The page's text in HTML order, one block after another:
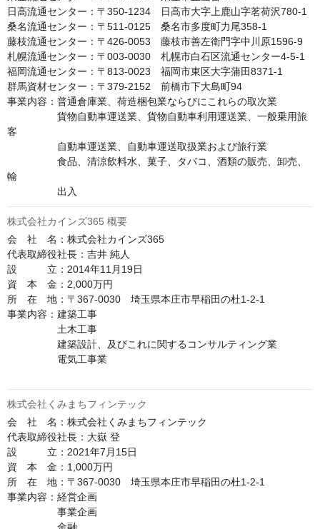
日高流通センター：〒350-1234　日高市大字上鹿山字茗荷沢780-1
桑名流通センター：〒511-0125　桑名市多度町力尾358-1
藤枝流通センター：〒426-0053　藤枝市善左衛門字中川原1596-9
札幌流通センター：〒003-0030　札幌市白石区流通センター4-5-1
福岡流通センター：〒813-0023　福岡市東区大字蒲田8371-1
群馬資材センター：〒379-2152　前橋市下大島町94
事業内容：普通倉庫業、荷造梱包業ならびにこれらの取次業
貨物自動車運送業、貨物自動車利用運送業、一般乗用旅
客
自動車運送業、自動車運送取扱業および旅行業
食品、清涼飲料水、菓子、タバコ、酒類の販売、卸売、
輸
出入
株式会社カインズ365 概要
会　社　名：株式会社カインズ365
代表取締役社長：吉井 純人
設　　　立：2014年11月19日
資　本　金：2,000万円
所　在　地：〒367-0030　埼玉県本庄市早稲田の杜1-2-1
事業内容：建築工事
土木工事
建築設計、及びこれに関するコンサルティング業
電気工事業
株式会社くみまちフィンテック
会　社　名：株式会社くみまちフィンテック
代表取締役社長：大嶽 登
設　　　立：2021年7月15日
資　本　金：1,000万円
所　在　地：〒367-0030　埼玉県本庄市早稲田の杜1-2-1
事業内容：経営企画
事業企画